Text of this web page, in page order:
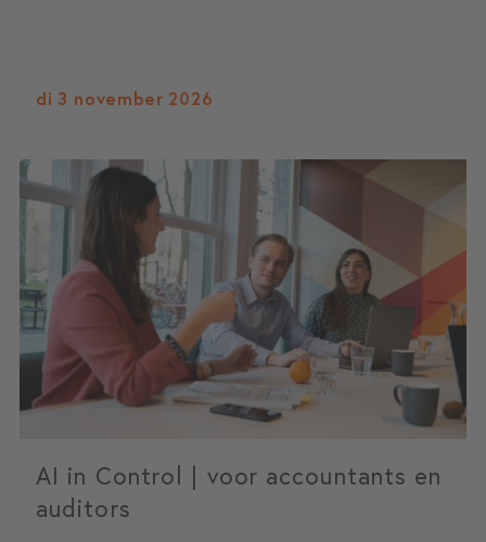
di 3 november 2026
AI in Control | voor accountants en
auditors